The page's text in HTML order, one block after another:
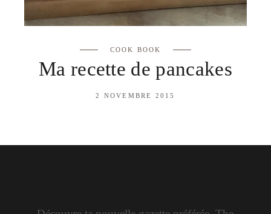
COOK BOOK
Ma recette de pancakes
2 NOVEMBRE 2015